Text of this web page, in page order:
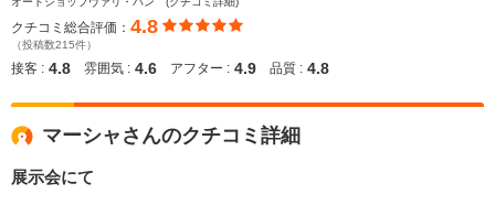
クチコミ総合評価： 4.8
（投稿数215件）
接客 : 4.8 雰囲気 : 4.6 アフター : 4.9 品質 : 4.8
マーシャさんのクチコミ詳細
展示会にて